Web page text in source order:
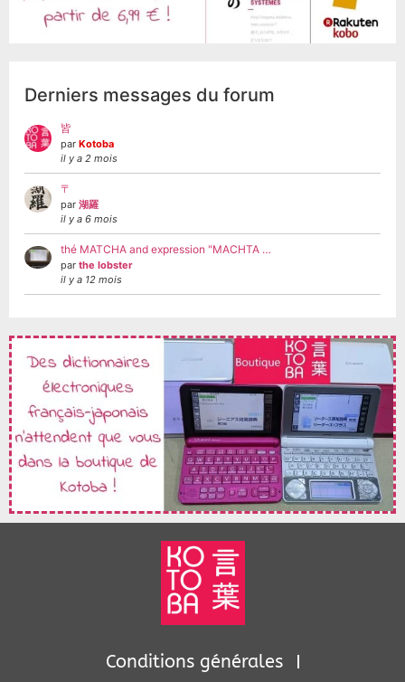
Derniers messages du forum
皆
par Kotoba
il y a 2 mois
〒
par 湖羅
il y a 6 mois
thé MATCHA and expression "MACHTA …
par the lobster
il y a 12 mois
Conditions générales